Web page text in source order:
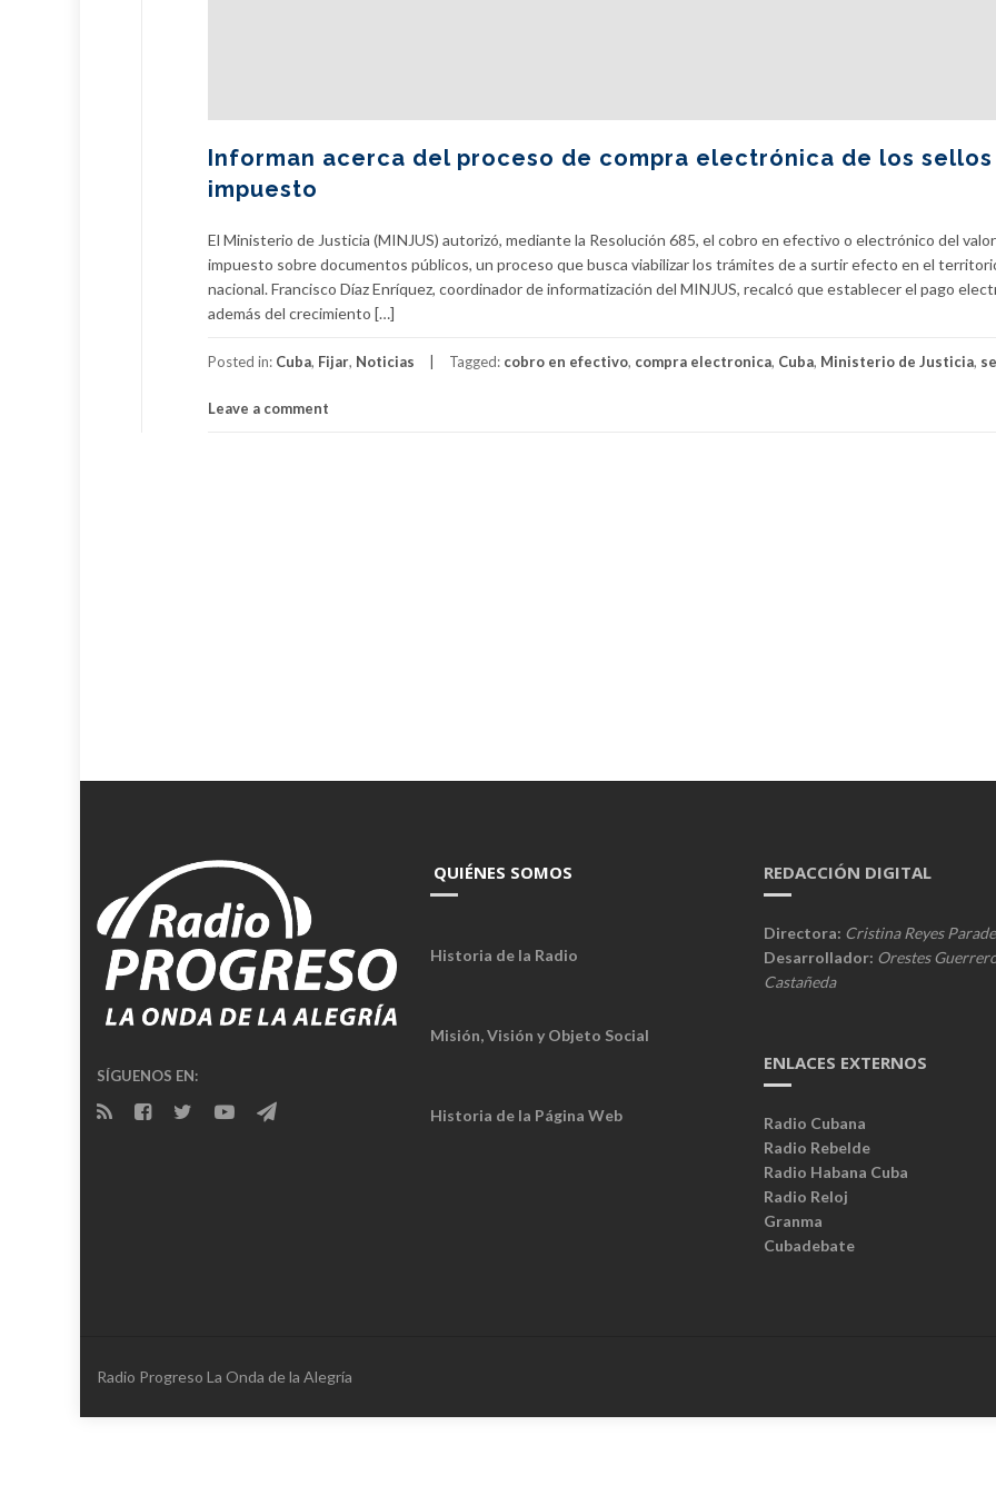
Informan acerca del proceso de compra electrónica de los
impuesto
El Ministerio de Justicia (MINJUS) autorizó, mediante la Resolución 685, el cobro en efectivo o electrónico del
impuesto sobre documentos públicos, un proceso que busca viabilizar los trámites de a surtir efecto en el
nacional. Francisco Díaz Enríquez, coordinador de informatización del MINJUS, recalcó que establecer el pago
además del crecimiento […]
Posted in: Cuba, Fijar, Noticias Tagged: cobro en efectivo, compra electronica, Cuba, Ministerio de Justicia,
Leave a comment
SÍGUENOS EN:
QUIÉNES SOMOS
Historia de la Radio
Misión, Visión y Objeto Social
Historia de la Página Web
REDACCIÓN DIGITAL
Directora: Cristina Reyes
Desarrollador: Orestes
Castañeda
ENLACES EXTERNOS
Radio Cubana
Radio Rebelde
Radio Habana Cuba
Radio Reloj
Granma
Cubadebate
Radio Progreso La Onda de la Alegría